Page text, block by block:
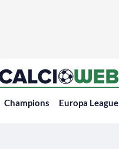
Champions Europa League